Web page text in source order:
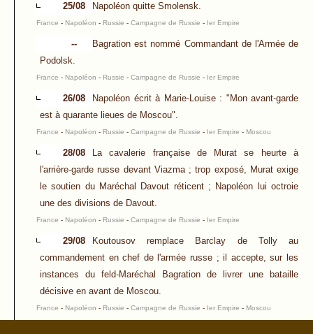
25/08 Napoléon quitte Smolensk.
France - Napoléon - Russie - Campagne de Russie - Ier Empire
--
Bagration est nommé Commandant de l'Armée de
Podolsk.
France - Napoléon - Russie - Campagne de Russie - Ier Empire
26/08
Napoléon écrit à Marie-Louise : "Mon avant-garde
est à quarante lieues de Moscou".
France - Napoléon - Russie - Campagne de Russie - Ier Empire - Moscou
28/08
La cavalerie française de Murat se heurte à
l'arrière-garde russe devant Viazma ; trop exposé, Murat exige
le soutien du Maréchal Davout réticent ; Napoléon lui octroie
une des divisions de Davout.
France - Napoléon - Russie - Campagne de Russie - Ier Empire
29/08
Koutousov remplace Barclay de Tolly au
commandement en chef de l'armée russe ; il accepte, sur les
instances du feld-Maréchal Bagration de livrer une bataille
décisive en avant de Moscou.
France - Napoléon - Russie - Campagne de Russie - Ier Empire - Moscou